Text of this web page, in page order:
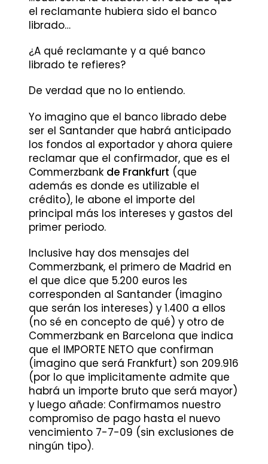
el reclamante hubiera sido el banco
librado…
¿A qué reclamante y a qué banco
librado te refieres?
De verdad que no lo entiendo.
Yo imagino que el banco librado debe
ser el Santander que habrá anticipado
los fondos al exportador y ahora quiere
reclamar que el confirmador, que es el
Commerzbank de Frankfurt (que
además es donde es utilizable el
crédito), le abone el importe del
principal más los intereses y gastos del
primer periodo.
Inclusive hay dos mensajes del
Commerzbank, el primero de Madrid en
el que dice que 5.200 euros les
corresponden al Santander (imagino
que serán los intereses) y 1.400 a ellos
(no sé en concepto de qué) y otro de
Commerzbank en Barcelona que indica
que el IMPORTE NETO que confirman
(imagino que será Frankfurt) son 209.916
(por lo que implicitamente admite que
habrá un importe bruto que será mayor)
y luego añade: Confirmamos nuestro
compromiso de pago hasta el nuevo
vencimiento 7-7-09 (sin exclusiones de
ningún tipo).